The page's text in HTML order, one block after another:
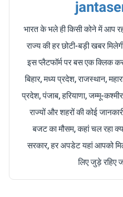
भारत के भले ही किसी कोने में आप
राज्य की हर छोटी-बड़ी खबर
इस प्लैटफॉर्म पर बस एक क्लिक
बिहार, मध्य प्रदेश, राजस्थान,
प्रदेश, पंजाब, हरियाणा, जम्मू-
राज्यों और शहरों की कोई
बजट का मौसम, कहां चल रहा
सरकार, हर अपडेट यहां आपको
लिए जुड़े रहिए